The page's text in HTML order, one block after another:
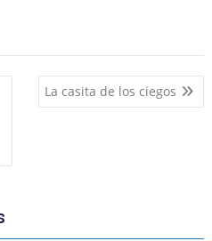
s
A
gr
a
e
dI
e
La casita de los ciegos